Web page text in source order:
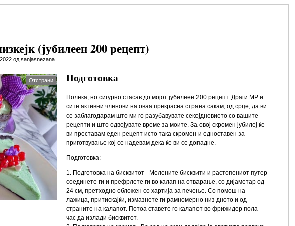
(јубилеен 200 рецепт)
од sanjasnezana
Отстрани Подготовка
Полека, но сигурно стасав до мојот јубилеен 200 рецепт. Драги МР и
сите активни членови на оваа прекрасна страна сакам, од срце, да ви
се заблагодарам што ми го разубавувате секојдневието со вашите
рецепти и што одвојувате време за моите. За овој скромен јубилеј ќе
ви преставам еден рецепт исто така скромен и едноставен за
приготвување кој се надевам дека ќе ви се допадне.
Подготовка:
1. Подготовка на бисквитот - Мелените бисквити и растопениот путер
соединете ги и префрлете ги во калап на отварање, со дијаметар од
24 см, претходно обложен со хартија за печење. Со помош на
лажица, притискајќи, измазнете ги рамномерно низ дното и од
страните на калапот. Потоа ставете го калапот во фрижидер пола
час да излади бисквитот.